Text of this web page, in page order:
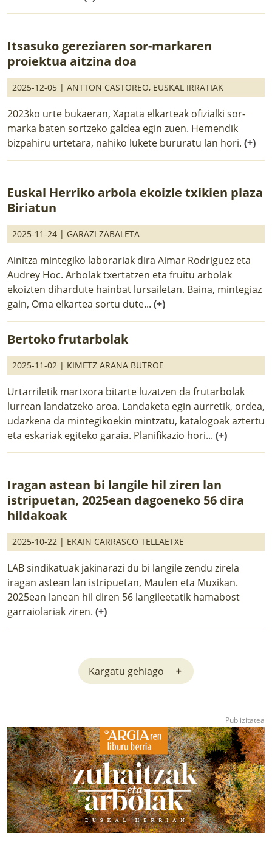
Itsasuko gereziaren sor-markaren
proiektua aitzina doa
2025-12-05 | ANTTON CASTOREO, EUSKAL IRRATIAK
2023ko urte bukaeran, Xapata elkarteak ofizialki sor-
marka baten sortzeko galdea egin zuen. Hemendik
bizpahiru urtetara, nahiko lukete bururatu lan hori. (+)
Euskal Herriko arbola ekoizle txikien plaza
Biriatun
2025-11-24 | GARAZI ZABALETA
Ainitza mintegiko laborariak dira Aimar Rodriguez eta
Audrey Hoc. Arbolak txertatzen eta fruitu arbolak
ekoizten dihardute hainbat lursailetan. Baina, mintegiaz
gain, Oma elkartea sortu dute... (+)
Bertoko frutarbolak
2025-11-02 | KIMETZ ARANA BUTROE
Urtarriletik martxora bitarte luzatzen da frutarbolak
lurrean landatzeko aroa. Landaketa egin aurretik, ordea,
udazkena da mintegikoekin mintzatu, katalogoak aztertu
eta eskariak egiteko garaia. Planifikazio hori... (+)
Iragan astean bi langile hil ziren lan
istripuetan, 2025ean dagoeneko 56 dira
hildakoak
2025-10-22 | EKAIN CARRASCO TELLAETXE
LAB sindikatuak jakinarazi du bi langile zendu zirela
iragan astean lan istripuetan, Maulen eta Muxikan.
2025ean lanean hil diren 56 langileetatik hamabost
garraiolariak ziren. (+)
Kargatu gehiago